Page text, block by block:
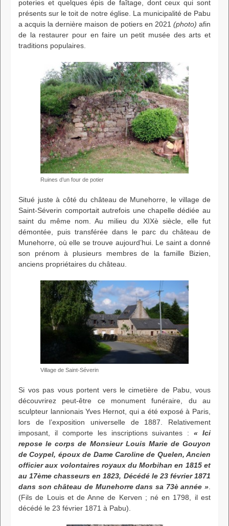
poteries et quelques épis de faîtage, dont ceux qui sont
présents sur le toit de notre église. La municipalité de Pabu
a acquis la dernière maison de potiers en 2021 (photo) afin
de la restaurer pour en faire un petit musée des arts et
traditions populaires.
Ruines d’un four de potier
Situé juste à côté du château de Munehorre, le village de
Saint-Séverin comportait autrefois une chapelle dédiée au
saint du même nom. Au milieu du XIXè siècle, elle fut
démontée, puis transférée dans le parc du château de
Munehorre, où elle se trouve aujourd’hui. Le saint a donné
son prénom à plusieurs membres de la famille Bizien,
anciens propriétaires du château.
Village de Saint-Séverin
Si vos pas vous portent vers le cimetière de Pabu, vous
découvrirez peut-être ce monument funéraire, du au
sculpteur lannionais Yves Hernot, qui a été exposé à Paris,
lors de l’exposition universelle de 1887. Relativement
imposant, il comporte les inscriptions suivantes :« Ici
repose le corps de Monsieur Louis Marie de Gouyon
de Coypel, époux de Dame Caroline de Quelen, Ancien
officier aux volontaires royaux du Morbihan en 1815 et
au 17ème chasseurs en 1823, Décédé le 23 février 1871
dans son château de Munehorre dans sa 73è année ».
(Fils de Louis et de Anne de Kerven ; né en 1798, il est
décédé le 23 février 1871 à Pabu).